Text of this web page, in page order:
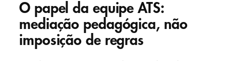
O papel da equipe ATS:
mediação pedagógica, não
imposição de regras